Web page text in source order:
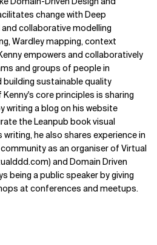
change with Deep
collaborative modelling
Wardley mapping, context
empowers and collaboratively
and groups of people in
building sustainable quality
core principles is sharing
writing a blog on his website
the Leanpub book visual
he also shares experience in
as an organiser of Virtual
and Domain Driven
being a public speaker by giving
at conferences and meetups.